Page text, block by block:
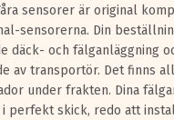
sensorer är original
sensorerna. Din
däck- och fälganläggning
av transportör. Det finns
under frakten. Dina
perfekt skick, redo att